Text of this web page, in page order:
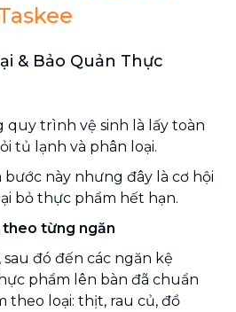
& Bảo Quản Thực
quy trình vệ sinh là lấy toàn
tủ lạnh và phân loại.
này nhưng đây là cơ hội
bỏ thực phẩm hết hạn.
theo từng ngăn
đó đến các ngăn kệ
phẩm lên bàn đã chuẩn
theo loại: thịt, rau củ, đồ